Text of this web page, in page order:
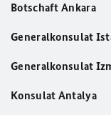
Botschaft Ankara
Generalkonsulat
Generalkonsulat
Konsulat Antalya